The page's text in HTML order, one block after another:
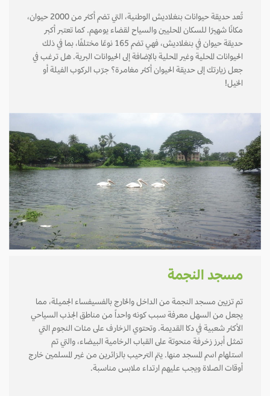
تُعد حديقة حيوانات بنغلاديش الوطنية، التي تضم أكثر من 2000 حيوان،
مكانًا شهيرًا للسكان المحليين والسياح لقضاء يومهم. كما تعتبر أكبر
حديقة حيوان في بنغلاديش، فهي تضم 165 نوعًا مختلفًا، بما في ذلك
الحيوانات المحلية وغير المحلية بالإضافة إلى الحيوانات البرية. هل ترغب في
جعل زيارتك إلى حديقة الحيوان أكثر مغامرة؟ جرّب الركوب الفيلة أو
الخيل!
مسجد النجمة
تم تزيين مسجد النجمة من الداخل والخارج بالفسيفساء الجميلة، مما
يجعل من السهل معرفة سبب كونه واحداً من مناطق الجذب السياحي
الأكثر شعبية في دكا القديمة. وتحتوي الزخارف على مئات النجوم التي
تمثل أبرز زخرفة منحوتة على القباب الرخامية البيضاء، والتي تم
استلهام اسم المسجد منها. يتم الترحيب بالزائرين من غير المسلمين خارج
أوقات الصلاة ويجب عليهم ارتداء ملابس مناسبة.